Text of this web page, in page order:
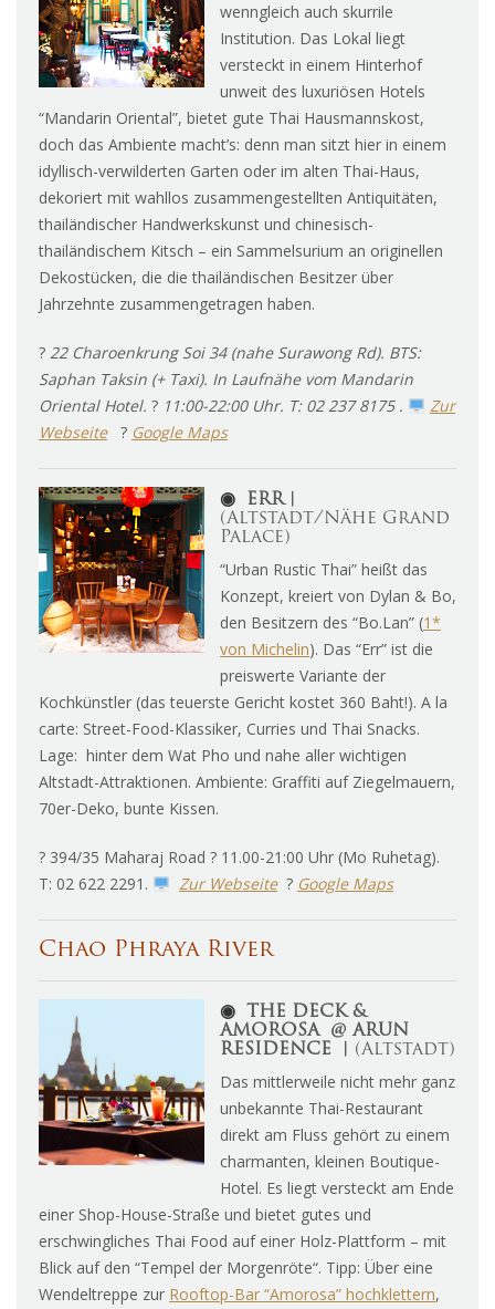
wenngleich auch skurrile
Institution. Das Lokal liegt
versteckt in einem Hinterhof
unweit des luxuriösen Hotels
“Mandarin Oriental”, bietet gute Thai Hausmannskost,
doch das Ambiente macht’s: denn man sitzt hier in einem
idyllisch-verwilderten Garten oder im alten Thai-Haus,
dekoriert mit wahllos zusammengestellten Antiquitäten,
thailändischer Handwerkskunst und chinesisch-
thailändischem Kitsch – ein Sammelsurium an originellen
Dekostücken, die die thailändischen Besitzer über
Jahrzehnte zusammengetragen haben.
? 22 Charoenkrung Soi 34 (nahe Surawong Rd). BTS:
Saphan Taksin (+ Taxi). In Laufnähe vom Mandarin
Oriental Hotel. ? 11:00-22:00 Uhr. T: 02 237 8175 .
Zur
Webseite
? Google Maps
◉
ERR︱
(Altstadt/Nähe Grand
Palace)
“Urban Rustic Thai” heißt das
Konzept, kreiert von Dylan & Bo,
den Besitzern des “Bo.Lan” (1*
von Michelin). Das “Err” ist die
preiswerte Variante der
Kochkünstler (das teuerste Gericht kostet 360 Baht!). A la
carte: Street-Food-Klassiker, Curries und Thai Snacks.
Lage: hinter dem Wat Pho und nahe aller wichtigen
Altstadt-Attraktionen. Ambiente: Graffiti auf Ziegelmauern,
70er-Deko, bunte Kissen.
? 394/35 Maharaj Road ? 11.00-21:00 Uhr (Mo Ruhetag).
T: 02 622 2291.
Zur Webseite ? Google Maps
Chao Phraya River
◉
THE DECK &
AMOROSA @ ARUN
RESIDENCE ︱ (Altstadt)
Das mittlerweile nicht mehr ganz
unbekannte Thai-Restaurant
direkt am Fluss gehört zu einem
charmanten, kleinen Boutique-
Hotel. Es liegt versteckt am Ende
einer Shop-House-Straße und bietet gutes und
erschwingliches Thai Food auf einer Holz-Plattform – mit
Blick auf den “Tempel der Morgenröte“. Tipp: Über eine
Wendeltreppe zur Rooftop-Bar “Amorosa” hochklettern,